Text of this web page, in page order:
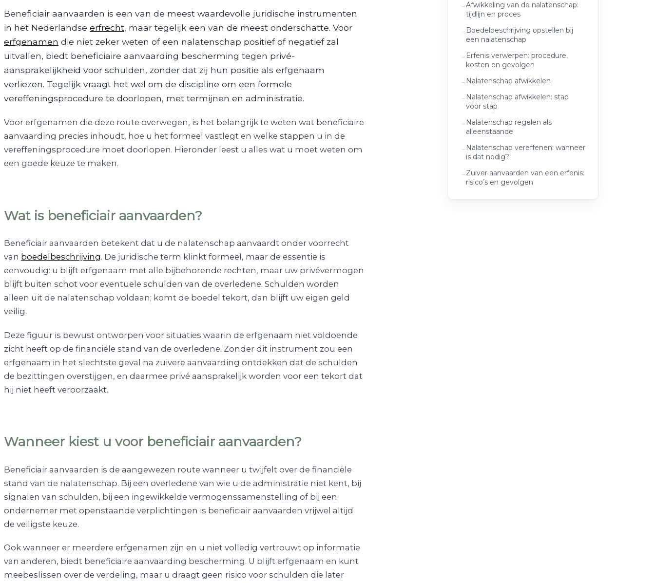
Beneficiair aanvaarden is een van de meest waardevolle juridische instrumenten
in het Nederlandse erfrecht, maar tegelijk een van de meest onderschatte. Voor
erfgenamen die niet zeker weten of een nalatenschap positief of negatief zal
uitvallen, biedt beneficiaire aanvaarding bescherming tegen privé-
aansprakelijkheid voor schulden, zonder dat zij hun positie als erfgenaam
verliezen. Tegelijk vraagt het wel om de discipline om een formele
vereffeningsprocedure te doorlopen, met termijnen en administratie.
Voor erfgenamen die deze route overwegen, is het belangrijk te weten wat beneficiaire
aanvaarding precies inhoudt, hoe u het formeel vastlegt en welke stappen u in de
vereffeningsprocedure moet doorlopen. Hieronder leest u alles wat u moet weten om
een goede keuze te maken.
Wat is beneficiair aanvaarden?
Beneficiair aanvaarden betekent dat u de nalatenschap aanvaardt onder voorrecht
van boedelbeschrijving. De juridische term klinkt formeel, maar de essentie is
eenvoudig: u blijft erfgenaam met alle bijbehorende rechten, maar uw privévermogen
blijft buiten schot voor eventuele schulden van de overledene. Schulden worden
alleen uit de nalatenschap voldaan; komt de boedel tekort, dan blijft uw eigen geld
veilig.
Deze figuur is bewust ontworpen voor situaties waarin de erfgenaam niet voldoende
zicht heeft op de financiële stand van de overledene. Zonder dit instrument zou een
erfgenaam in het slechtste geval na zuivere aanvaarding ontdekken dat de schulden
de bezittingen overstijgen, en daarmee privé aansprakelijk worden voor een tekort dat
hij niet heeft veroorzaakt.
Wanneer kiest u voor beneficiair aanvaarden?
Beneficiair aanvaarden is de aangewezen route wanneer u twijfelt over de financiële
stand van de nalatenschap. Bij een overledene van wie u de administratie niet kent, bij
signalen van schulden, bij een ingewikkelde vermogenssamenstelling of bij een
ondernemer met openstaande verplichtingen is beneficiair aanvaarden vrijwel altijd
de veiligste keuze.
Ook wanneer er meerdere erfgenamen zijn en u niet volledig vertrouwt op informatie
van anderen, biedt beneficiaire aanvaarding bescherming. U blijft erfgenaam en kunt
meebeslissen over de verdeling, maar u draagt geen risico voor schulden die later
Afwikkeling van de nalatenschap:
tijdlijn en proces
Boedelbeschrijving opstellen bij
een nalatenschap
Erfenis verwerpen: procedure,
kosten en gevolgen
Nalatenschap afwikkelen
Nalatenschap afwikkelen: stap
voor stap
Nalatenschap regelen als
alleenstaande
Nalatenschap vereffenen: wanneer
is dat nodig?
Zuiver aanvaarden van een erfenis:
risico’s en gevolgen